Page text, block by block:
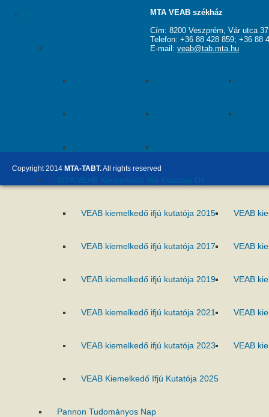
MTA VEAB Év Kutatója Díj
MTA VEAB Kiemelkedő Ifjú Kutatója Díj
VEAB kiemelkedő ifjú kutatója 2015 VEAB
VEAB kiemelkedő ifjú kutatója 2017 VEAB
VEAB kiemelkedő ifjú kutatója 2019 VEAB
VEAB kiemelkedő ifjú kutatója 2021 VEAB
VEAB kiemelkedő ifjú kutatója 2023 VEAB
VEAB Kiemelkedő Ifjú Kutatója 2025
Pannon Tudományos Nap
MTA VEAB székház
Cím: 8200 Veszprém, Vár utca
Telefon: +36 88 428 859; +36 88
E-mail: veab@tab.mta.hu
Copyright 2014 MTA-TABT.All rights reserved